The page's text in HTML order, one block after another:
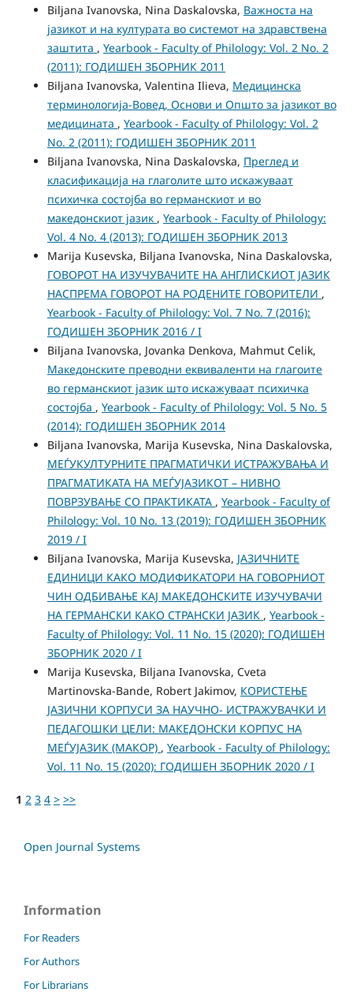
Biljana Ivanovska, Nina Daskalovska, Важноста на
јазикот и на културата во системот на здравствена
заштита , Yearbook - Faculty of Philology: Vol. 2 No. 2
(2011): ГОДИШЕН ЗБОРНИК 2011
Biljana Ivanovska, Valentina Ilieva, Медицинска
терминологија-Вовед, Основи и Општо за јазикот во
медицината , Yearbook - Faculty of Philology: Vol. 2
No. 2 (2011): ГОДИШЕН ЗБОРНИК 2011
Biljana Ivanovska, Nina Daskalovska, Преглед и
класификација на глаголите што искажуваат
психичка состојба во германскиот и во
македонскиот јазик , Yearbook - Faculty of Philology:
Vol. 4 No. 4 (2013): ГОДИШЕН ЗБОРНИК 2013
Marija Kusevska, Biljana Ivanovska, Nina Daskalovska,
ГОВОРОТ НА ИЗУЧУВАЧИТЕ НА АНГЛИСКИОТ ЈАЗИК
НАСПРЕМА ГОВОРОТ НА РОДЕНИТЕ ГОВОРИТЕЛИ ,
Yearbook - Faculty of Philology: Vol. 7 No. 7 (2016):
ГОДИШЕН ЗБОРНИК 2016 / I
Biljana Ivanovska, Jovanka Denkova, Mahmut Celik,
Македонските преводни еквиваленти на глагоите
во германскиот јазик што искажуваат психичка
состојба , Yearbook - Faculty of Philology: Vol. 5 No. 5
(2014): ГОДИШЕН ЗБОРНИК 2014
Biljana Ivanovska, Marija Kusevska, Nina Daskalovska,
МЕЃУКУЛТУРНИТЕ ПРАГМАТИЧКИ ИСТРАЖУВАЊА И
ПРАГМАТИКАТА НА МЕЃУЈАЗИКОТ – НИВНО
ПОВРЗУВАЊЕ СО ПРАКТИКАТА , Yearbook - Faculty of
Philology: Vol. 10 No. 13 (2019): ГОДИШЕН ЗБОРНИК
2019 / I
Biljana Ivanovska, Marija Kusevska, ЈАЗИЧНИТЕ
ЕДИНИЦИ КАКО МОДИФИКАТОРИ НА ГОВОРНИОТ
ЧИН ОДБИВАЊЕ КАЈ МАКЕДОНСКИТЕ ИЗУЧУВАЧИ
НА ГЕРМАНСКИ КАКО СТРАНСКИ ЈАЗИК , Yearbook -
Faculty of Philology: Vol. 11 No. 15 (2020): ГОДИШЕН
ЗБОРНИК 2020 / I
Marija Kusevska, Biljana Ivanovska, Cveta
Martinovska-Bande, Robert Jakimov, КОРИСТЕЊЕ
ЈАЗИЧНИ КОРПУСИ ЗА НАУЧНО- ИСТРАЖУВАЧКИ И
ПЕДАГОШКИ ЦЕЛИ: МАКЕДОНСКИ КОРПУС НА
МЕЃУЈАЗИК (МАКОР) , Yearbook - Faculty of Philology:
Vol. 11 No. 15 (2020): ГОДИШЕН ЗБОРНИК 2020 / I
1 2 3 4 > >>
Open Journal Systems
Information
For Readers
For Authors
For Librarians